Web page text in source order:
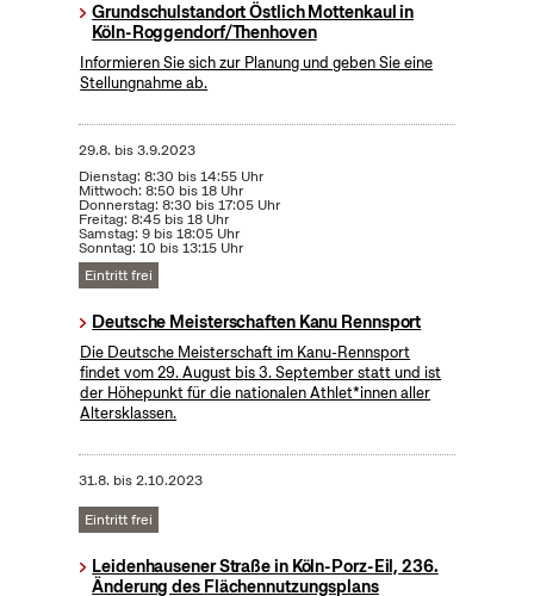
Grundschulstandort Östlich Mottenkaul in
Köln-Roggendorf/Thenhoven
Informieren Sie sich zur Planung und geben Sie eine
Stellungnahme ab.
29.8. bis3.9.2023
Dienstag: 8:30 bis 14:55 Uhr
Mittwoch: 8:50 bis 18 Uhr
Donnerstag: 8:30 bis 17:05 Uhr
Freitag: 8:45 bis 18 Uhr
Samstag: 9 bis 18:05 Uhr
Sonntag: 10 bis 13:15 Uhr
Eintritt frei
Deutsche Meisterschaften Kanu Rennsport
Die Deutsche Meisterschaft im Kanu-Rennsport
findet vom 29. August bis 3. September statt und ist
der Höhepunkt für die nationalen Athlet*innen aller
Altersklassen.
31.8. bis2.10.2023
Eintritt frei
Leidenhausener Straße in Köln-Porz-Eil, 236.
Änderung des Flächennutzungsplans